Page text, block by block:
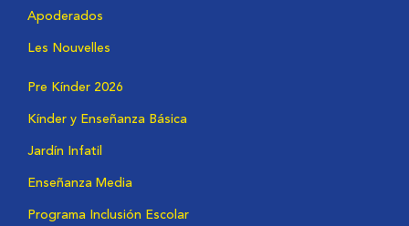
Apoderados
Les Nouvelles
Pre Kínder 2026
Kínder y Enseñanza Básica
Jardín Infatil
Enseñanza Media
Programa Inclusión Escolar